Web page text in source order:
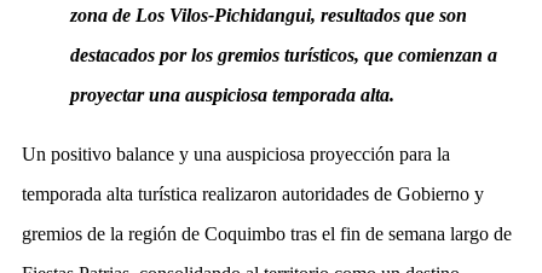
zona de Los Vilos-Pichidangui, resultados que son
destacados por los gremios turísticos, que comienzan a
proyectar una auspiciosa temporada alta.
Un positivo balance y una auspiciosa proyección para la
temporada alta turística realizaron autoridades de Gobierno y
gremios de la región de Coquimbo tras el fin de semana largo de